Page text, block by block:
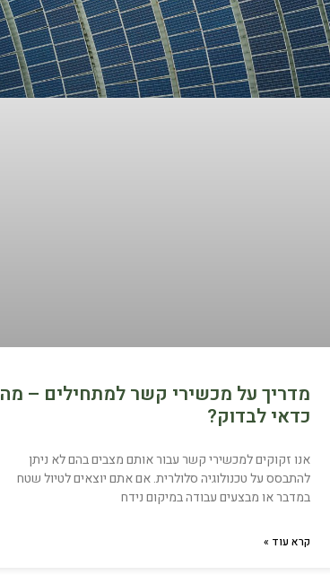
מדריך על מכשירי קשר למתחילים – מה
כדאי לבדוק?
אנו זקוקים למכשירי קשר עבור אותם מצבים בהם לא ניתן
להתבסס על טכנולוגיה סלולרית. אם אתם יוצאים לטיול שטח
במדבר או מבצעים עבודה במיקום נידח
קרא עוד »